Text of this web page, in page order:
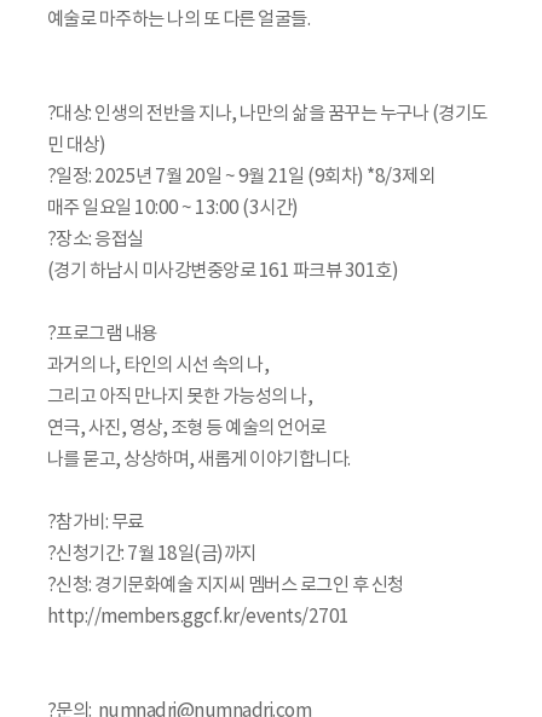
예술로 마주하는 나의 또 다른 얼굴들.
?대상: 인생의 전반을 지나, 나만의 삶을 꿈꾸는 누구나 (경기도
민 대상)
?일정: 2025년 7월 20일 ~ 9월 21일 (9회차) *8/3제외
매주 일요일 10:00 ~ 13:00 (3시간)
?장소: 응접실
(경기 하남시 미사강변중앙로 161 파크뷰 301호)
?프로그램 내용
과거의 나, 타인의 시선 속의 나,
그리고 아직 만나지 못한 가능성의 나,
연극, 사진, 영상, 조형 등 예술의 언어로
나를 묻고, 상상하며, 새롭게 이야기합니다.
?참가비: 무료
?신청기간: 7월 18일(금)까지
?신청: 경기문화예술 지지씨 멤버스 로그인 후 신청
http://members.ggcf.kr/events/2701
?문의: numnadri@numnadri.com